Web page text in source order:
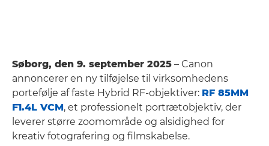
Søborg, den 9. september 2025 – Canon
annoncerer en ny tilføjelse til virksomhedens
portefølje af faste Hybrid RF-objektiver: RF 85MM
F1.4L VCM, et professionelt portrætobjektiv, der
leverer større zoomområde og alsidighed for
kreativ fotografering og filmskabelse.